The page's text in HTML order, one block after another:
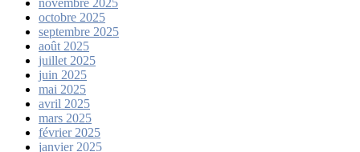
novembre 2025
octobre 2025
septembre 2025
août 2025
juillet 2025
juin 2025
mai 2025
avril 2025
mars 2025
février 2025
janvier 2025